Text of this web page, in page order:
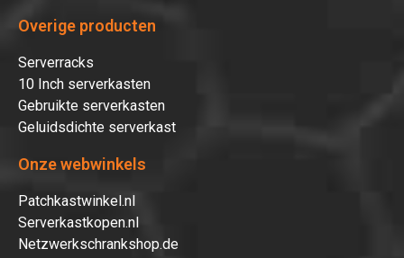
Overige producten
Serverracks
10 Inch serverkasten
Gebruikte serverkasten
Geluidsdichte serverkast
Onze webwinkels
Patchkastwinkel.nl
Serverkastkopen.nl
Netzwerkschrankshop.de